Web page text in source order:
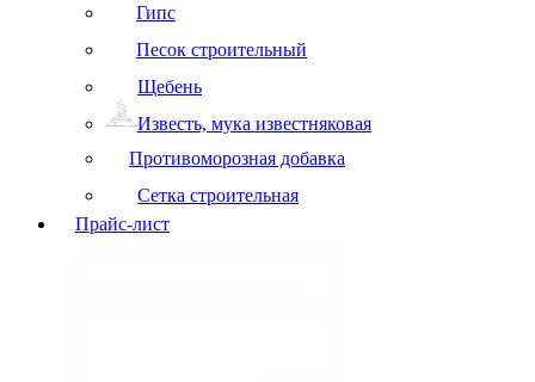
Гипс
Песок строительный
Щебень
Известь, мука известняковая
Противоморозная добавка
Сетка строительная
Прайс-лист